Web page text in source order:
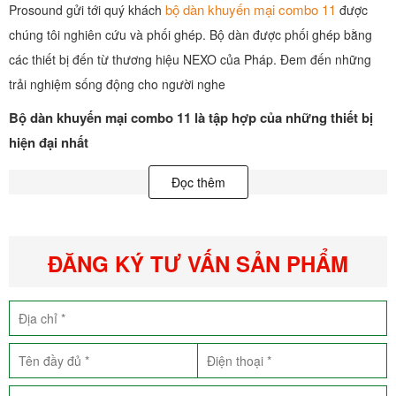
Prosound gửi tới quý khách bộ dàn khuyến mại combo 11 được
chúng tôi nghiên cứu và phối ghép. Bộ dàn được phối ghép bằng
các thiết bị đến từ thương hiệu NEXO của Pháp. Đem đến những
trải nghiệm sống động cho người nghe
Bộ dàn khuyến mại combo 11 là tập hợp của những thiết bị
hiện đại nhất
Dàn karaoke combo 11 mang đến cho người dùng âm thanh chân
thực, sống động nhất, tạo cảm xúc thăng hoa.
Đọc thêm
ĐĂNG KÝ TƯ VẤN SẢN PHẨM